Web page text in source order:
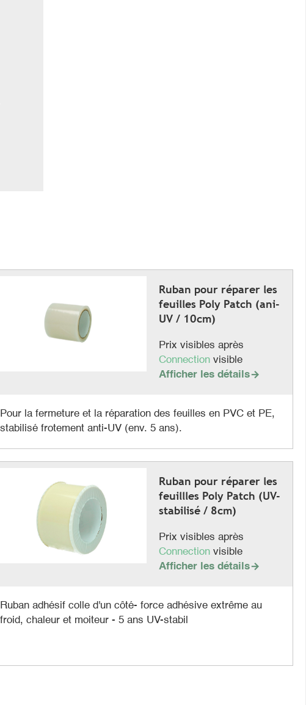
Ruban pour réparer les
feuilles Poly Patch (ani-
UV / 10cm)
Prix visibles après
Connection visible
Afficher les détails
Pour la fermeture et la réparation des feuilles en PVC et PE,
stabilisé frotement anti-UV (env. 5 ans).
Ruban pour réparer les
feuillles Poly Patch (UV-
stabilisé / 8cm)
Prix visibles après
Connection visible
Afficher les détails
Ruban adhésif colle d'un côté- force adhésive extrême au
froid, chaleur et moiteur - 5 ans UV-stabil